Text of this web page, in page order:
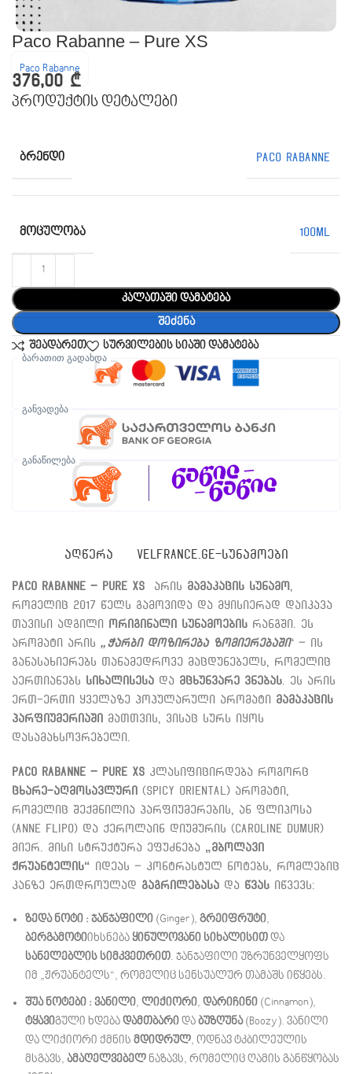
Paco Rabanne – Pure XS
Paco Rabanne
376,00 ₾
პროდუქტის დეტალები
ᲑᲠᲔᲜᲓᲘ Paco Rabanne
ᲛᲝᲪᲣᲚᲝᲑᲐ 100ML
კალათაში დამატება
შეძენა
შეადარეთ სურვილების სიაში დამატება
ბარათით გადახდა
განვადება
განაწილება
ᲐᲦᲬᲔᲠᲐ VELFRANCE.GE-ᲡᲣᲜᲐᲛᲝᲔᲑᲘ
Paco Rabanne – Pure XS არის მამაკაცის სუნამო
რომელიც 2017 წელს გამოვიდა და მყისიერად დაიკავა
თავისი ადგილი
ორიგინალი სუნამოების რანგში. ეს
არომატი არის „ჭარბი დოზირება ზომიერებაში“ – ის
განასახიერებს თანამედროვე მაცდუნებელს, რომელიც
აერთიანებს სიხალისესა და მცხუნვარე ვნებას . ეს არის
ერთ-ერთი ყველაზე პოპულარული არომატი მამაკაცის
პარფიუმერიაში
მათთვის, ვისაც სურს იყოს
დასამახსოვრებელი.
Paco Rabanne – Pure XS კლასიფიცირდება როგორც
ცხარე-აღმოსავლური
(Spicy Oriental) არომატი,
რომელიც შექმნილია პარფიუმერების, ან ფლიპოსა
( Anne Flipo ) და ქეროლაინ დიუმურის ( Caroline Dumur )
მიერ. მისი სტრუქტურა ეფუძნება „მბოლავი
ჟრუანტელის“ იდეას – კონტრასტულ ნოტებს, რომლებიც
კანზე ერთდროულად გაგრილებასა და წვას იწვევს:
ზედა ნოტი : ჯანჯაფილი (Ginger), გრეიფრუტი,
ბერგამოტიიხსნება ყინულოვანი სიხალისით და
სანელებლის სიმკვეთრით. ჯანჯაფილი უზრუნველყოფს
იმ „ჟრუანტელს“, რომელიც სენსუალურ თამაშს იწყებს.
შუა ნოტები : ვანილი, ლიქიორი, დარიჩინი (Cinnamon),
ტყავიგული ხდება დამთბარი და ბუზღუნა(Boozy). ვანილი
და ლიქიორი ქმნის მდიდრულ, ოდნავ ტკბილეულის
მსგავს, ამაღელვებელ ნაზავს, რომელიც ღამის განწყობას